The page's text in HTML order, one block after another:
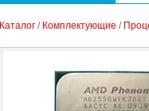
Каталог / Комплектующие /